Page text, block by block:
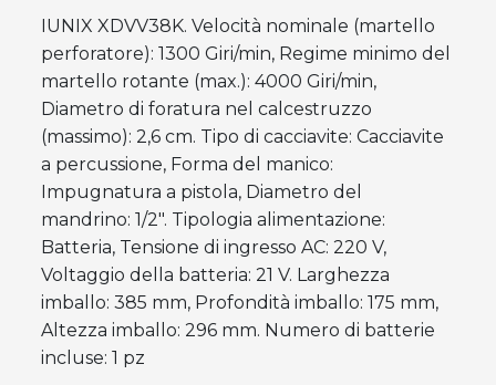
IUNIX XDVV38K. Velocità nominale (martello
perforatore): 1300 Giri/min, Regime minimo del
martello rotante (max.): 4000 Giri/min,
Diametro di foratura nel calcestruzzo
(massimo): 2,6 cm. Tipo di cacciavite: Cacciavite
a percussione, Forma del manico:
Impugnatura a pistola, Diametro del
mandrino: 1/2". Tipologia alimentazione:
Batteria, Tensione di ingresso AC: 220 V,
Voltaggio della batteria: 21 V. Larghezza
imballo: 385 mm, Profondità imballo: 175 mm,
Altezza imballo: 296 mm. Numero di batterie
incluse: 1 pz